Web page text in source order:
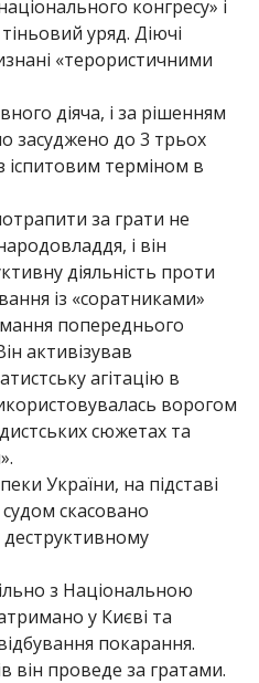
конгресу» і
уряд. Діючі
«терористичними
діяча, і за рішенням
засуджено до 3 трьох
іспитовим терміном в
за грати не
і він
діяльність проти
із «соратниками»
попереднього
активізував
агітацію в
ворогом
сюжетах та
України, на підставі
судом скасовано
з Національною
у Києві та
покарання.
він проведе за гратами.